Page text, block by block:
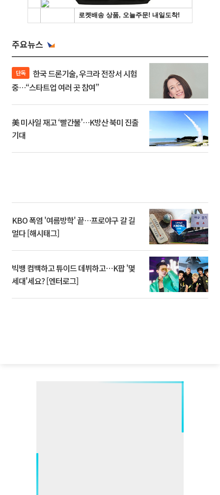
주요뉴스
단독
중…“스타트업 여러 곳 참여”
美 미사일 재고 ‘빨간불’…K방산 북미 진출
기대
KBO 폭염 '여름방학' 끝…프로야구 갈 길
멀다 [해시태그]
빅뱅 컴백하고 튜이드 데뷔하고⋯K팝 '몇
세대'세요? [엔터로그]